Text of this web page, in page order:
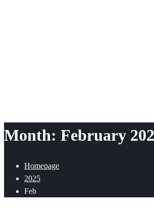
Month: February
Homepage
2025
Feb